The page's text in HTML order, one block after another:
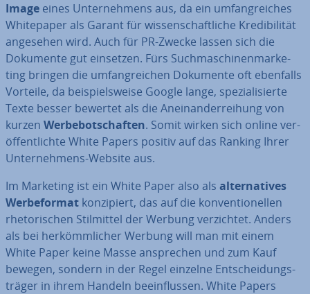
Image eines Un­ter­neh­mens aus, da ein um­fang­rei­ches
White­pa­per als Garant für wis­sen­schaft­li­che Kre­di­bi­li­tät
angesehen wird. Auch für PR-Zwecke lassen sich die
Dokumente gut einsetzen. Fürs Such­ma­schi­nen­mar­ke­
ting bringen die um­fang­rei­chen Dokumente oft ebenfalls
Vorteile, da bei­spiels­wei­se Google lange, spe­zia­li­sier­te
Texte besser bewertet als die An­ein­an­der­rei­hung von
kurzen Wer­be­bot­schaf­ten. Somit wirken sich online ver­
öf­fent­lich­te White Papers positiv auf das Ranking Ihrer
Un­ter­neh­mens-Website aus.
Im Marketing ist ein White Paper also als al­ter­na­ti­ves
Wer­be­for­mat kon­zi­piert, das auf die kon­ven­tio­nel­len
rhe­to­ri­schen Stil­mit­tel der Werbung ver­zich­tet. Anders
als bei her­kömm­li­cher Werbung will man mit einem
White Paper keine Masse an­spre­chen und zum Kauf
bewegen, sondern in der Regel einzelne Ent­schei­dungs­
trä­ger in ihrem Handeln be­ein­flus­sen. White Papers